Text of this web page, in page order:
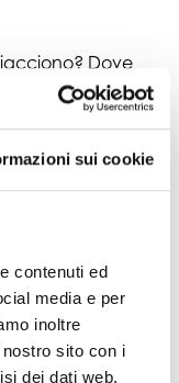
sui cookie
contenuti ed
media e per
inoltre
sito con i
dei dati web,
Dove
Come deve
acquisto